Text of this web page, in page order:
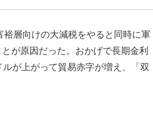
層向けの大減税をやると同時に軍
が原因だった。おかげで長期金利
が上がって貿易赤字が増え、「双